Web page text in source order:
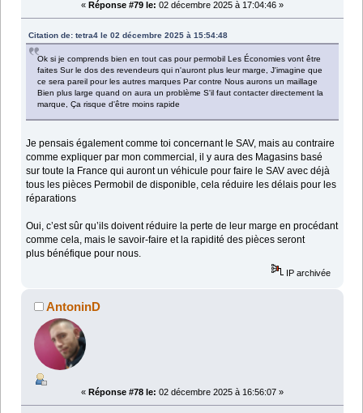
« Réponse #79 le: 02 décembre 2025 à 17:04:46 »
Citation de: tetra4 le 02 décembre 2025 à 15:54:48
Ok si je comprends bien en tout cas pour permobil Les Économies vont être
faites Sur le dos des revendeurs qui n'auront plus leur marge, J'imagine que
ce sera pareil pour les autres marques Par contre Nous aurons un maillage
Bien plus large quand on aura un problème S'il faut contacter directement la
marque, Ça risque d'être moins rapide
Je pensais également comme toi concernant le SAV, mais au contraire
comme expliquer par mon commercial, il y aura des Magasins basé
sur toute la France qui auront un véhicule pour faire le SAV avec déjà
tous les pièces Permobil de disponible, cela réduire les délais pour les
réparations
Oui, c’est sûr qu’ils doivent réduire la perte de leur marge en procédant
comme cela, mais le savoir-faire et la rapidité des pièces seront
plus bénéfique pour nous.
IP archivée
AntoninD
« Réponse #78 le: 02 décembre 2025 à 16:56:07 »